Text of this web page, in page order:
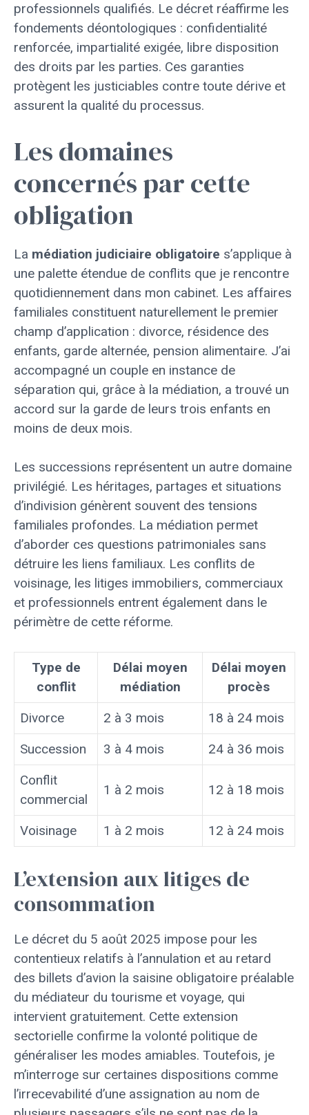
professionnels qualifiés. Le décret réaffirme les
fondements déontologiques : confidentialité
renforcée, impartialité exigée, libre disposition
des droits par les parties. Ces garanties
protègent les justiciables contre toute dérive et
assurent la qualité du processus.
Les domaines
concernés par cette
obligation
La médiation judiciaire obligatoire s’applique à
une palette étendue de conflits que je rencontre
quotidiennement dans mon cabinet. Les affaires
familiales constituent naturellement le premier
champ d’application : divorce, résidence des
enfants, garde alternée, pension alimentaire. J’ai
accompagné un couple en instance de
séparation qui, grâce à la médiation, a trouvé un
accord sur la garde de leurs trois enfants en
moins de deux mois.
Les successions représentent un autre domaine
privilégié. Les héritages, partages et situations
d’indivision génèrent souvent des tensions
familiales profondes. La médiation permet
d’aborder ces questions patrimoniales sans
détruire les liens familiaux. Les conflits de
voisinage, les litiges immobiliers, commerciaux
et professionnels entrent également dans le
périmètre de cette réforme.
Type de
conflit
Délai moyen
médiation
Délai moyen
procès
Divorce
2 à 3 mois
18 à 24 mois
Succession
3 à 4 mois
24 à 36 mois
Conflit
commercial
1 à 2 mois 12 à 18 mois
Voisinage 1 à 2 mois 12 à 24 mois
L’extension aux litiges de
consommation
Le décret du 5 août 2025 impose pour les
contentieux relatifs à l’annulation et au retard
des billets d’avion la saisine obligatoire préalable
du médiateur du tourisme et voyage, qui
intervient gratuitement. Cette extension
sectorielle confirme la volonté politique de
généraliser les modes amiables. Toutefois, je
m’interroge sur certaines dispositions comme
l’irrecevabilité d’une assignation au nom de